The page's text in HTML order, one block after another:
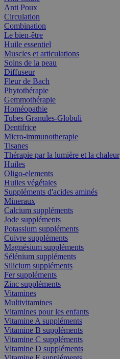
Anti Poux
Circulation
Combination
Le bien-être
Huile essentiel
Muscles et articulations
Soins de la peau
Diffuseur
Fleur de Bach
Phytothérapie
Gemmothérapie
Homéopathie
Tubes Granules-Globuli
Dentifrice
Micro-immunotherapie
Tisanes
Thérapie par la lumière et la chaleur
Huiles
Oligo-elements
Huiles végétales
Suppléments d'acides aminés
Mineraux
Calcium suppléments
Jode suppléments
Potassium suppléments
Cuivre suppléments
Magnésium suppléments
Sélénium suppléments
Silicium suppléments
Fer suppléments
Zinc suppléments
Vitamines
Multivitamines
Vitamines pour les enfants
Vitamine A suppléments
Vitamine B suppléments
Vitamine C suppléments
Vitamine D suppléments